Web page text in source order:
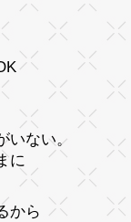
いない。
に
から